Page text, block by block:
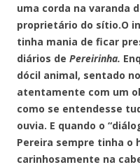
uma corda na varanda
proprietário do sítio.O
tinha mania de ficar
diários de Pereirinha.
dócil animal, sentado
atentamente com um
como se entendesse
ouvia. E quando o
Pereira sempre tinha o
carinhosamente na